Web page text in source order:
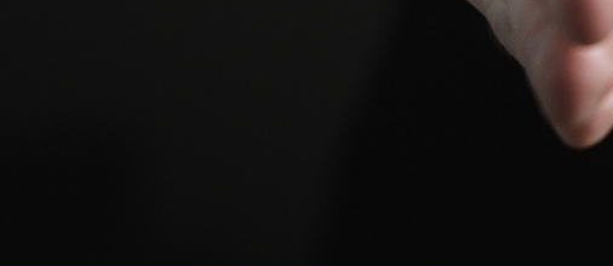
Het traject wordt op maat
onderdeel is een 'College Tour'